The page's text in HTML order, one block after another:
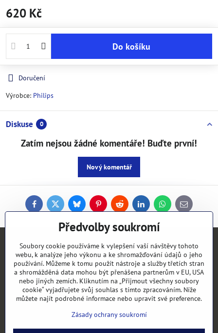
620 Kč
Do košíku
Doručení
Výrobce: Philips
Diskuse 0
Zatím nejsou žádné komentáře! Buďte první!
Nový komentář
FacebookTwitterBlueskyPinterestReddit LinkedInWhatsApp
E-
mail
Kontakty
Objednávky
Vše k nákupu
Předvolby soukromí
Soubory cookie používáme k vylepšení vaší návštěvy tohoto
webu, k analýze jeho výkonu a ke shromažďování údajů o jeho
používání. Můžeme k tomu použít nástroje a služby třetích stran
a shromážděná data mohou být přenášena partnerům v EU, USA
nebo jiných zemích. Kliknutím na „Přijmout všechny soubory
cookie“ vyjadřujete svůj souhlas s tímto zpracováním. Níže
můžete najít podrobné informace nebo upravit své preference.
Zásady ochrany soukromí